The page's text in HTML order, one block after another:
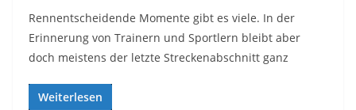
Rennentscheidende Momente gibt es viele. In der
Erinnerung von Trainern und Sportlern bleibt aber
doch meistens der letzte Streckenabschnitt ganz
Weiterlesen